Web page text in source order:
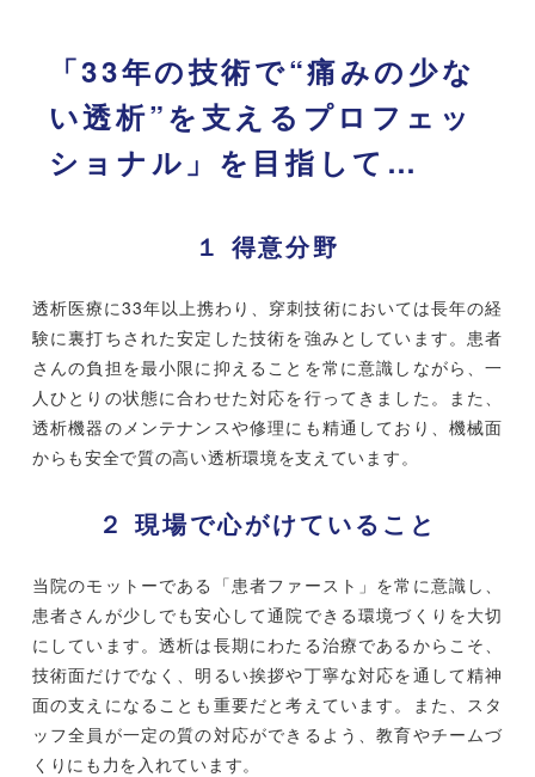
「33年の技術で“痛みの少な
い透析”を支えるプロフェッ
ショナル」を目指して…
１ 得意分野
透析医療に33年以上携わり、穿刺技術においては長年の経
験に裏打ちされた安定した技術を強みとしています。患者
さんの負担を最小限に抑えることを常に意識しながら、一
人ひとりの状態に合わせた対応を行ってきました。また、
透析機器のメンテナンスや修理にも精通しており、機械面
からも安全で質の高い透析環境を支えています。
２ 現場で心がけていること
当院のモットーである「患者ファースト」を常に意識し、
患者さんが少しでも安心して通院できる環境づくりを大切
にしています。透析は長期にわたる治療であるからこそ、
技術面だけでなく、明るい挨拶や丁寧な対応を通して精神
面の支えになることも重要だと考えています。また、スタ
ッフ全員が一定の質の対応ができるよう、教育やチームづ
くりにも力を入れています。